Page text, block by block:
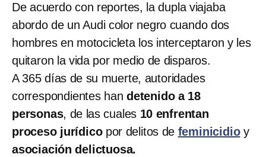
De acuerdo con reportes, la dupla viajaba
abordo de un Audi color negro cuando dos
hombres en motocicleta los interceptaron y les
quitaron la vida por medio de disparos.
A 365 días de su muerte, autoridades
correspondientes handetenido a 18
personas, de las cuales 10 enfrentan
proceso jurídicopor delitos de feminicidioy
asociación delictuosa.